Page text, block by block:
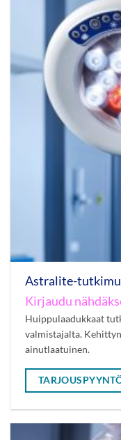
Astralite-
Kirjaudu
Huippulaadukkaat
valmistajalta.
ainutlaatuinen.